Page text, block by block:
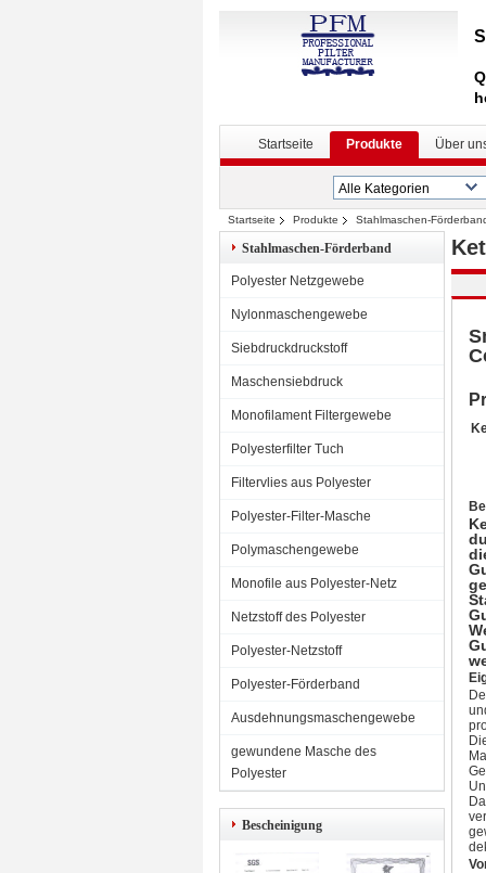
Startseite Produkte Über
Startseite Produkte Stahlmaschen-
Stahlmaschen-Förderband
Polyester Netzgewebe
Nylonmaschengewebe
Siebdruckdruckstoff
Maschensiebdruck
Monofilament Filtergewebe
Polyesterfilter Tuch
Filtervlies aus Polyester
Polyester-Filter-Masche
Polymaschengewebe
Monofile aus Polyester-Netz
Netzstoff des Polyester
Polyester-Netzstoff
Polyester-Förderband
Ausdehnungsmaschengewebe
gewundene Masche des
Polyester
Bescheinigung